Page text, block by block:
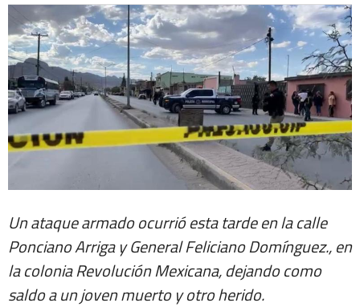
Extra +
Un ataque armado ocurrió esta tarde en la calle
Ponciano Arriga y General Feliciano Domínguez., en
la colonia Revolución Mexicana, dejando como
saldo a un joven muerto y otro herido.